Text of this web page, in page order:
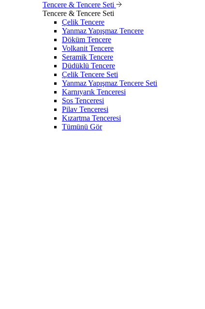
Tencere & Tencere Seti
Tencere & Tencere Seti
Çelik Tencere
Yanmaz Yapışmaz Tencere
Döküm Tencere
Volkanit Tencere
Seramik Tencere
Düdüklü Tencere
Çelik Tencere Seti
Yanmaz Yapışmaz Tencere Seti
Karnıyarık Tenceresi
Sos Tenceresi
Pilav Tenceresi
Kızartma Tenceresi
Tümünü Gör